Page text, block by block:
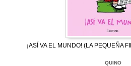
¡ASÍ VA EL MUNDO! (LA PEQUEÑA
QUINO